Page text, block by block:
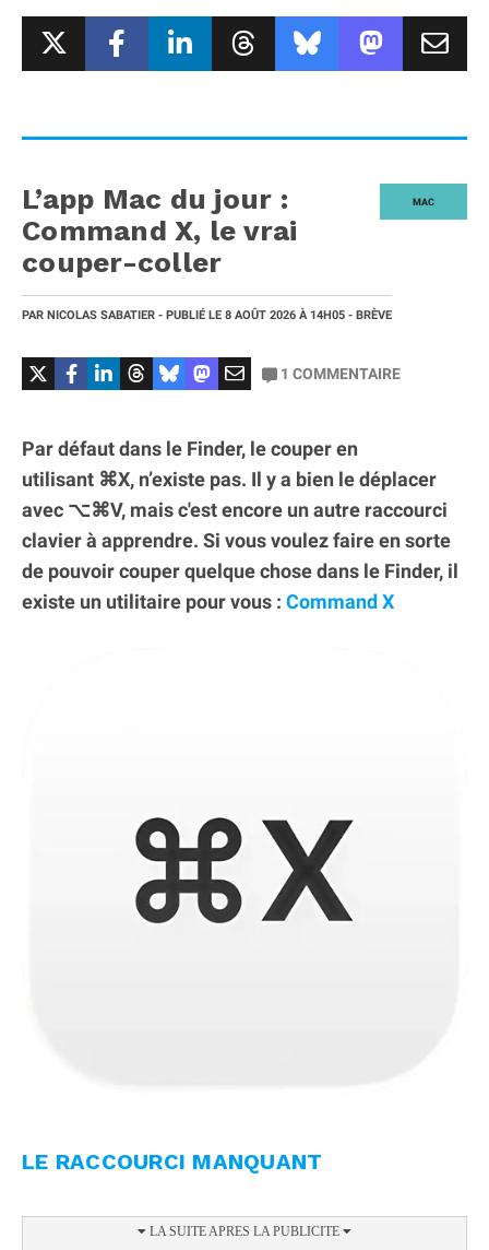
MAC
L’app Mac du jour :
Command X, le vrai
couper-coller
PAR NICOLAS SABATIER - PUBLIÉ LE 8 AOÛT 2026 À 14H05 - BRÈVE
1 COMMENTAIRE
Par défaut dans le Finder, le couper en
utilisant ⌘X, n’existe pas. Il y a bien le déplacer
avec ⌥⌘V, mais c'est encore un autre raccourci
clavier à apprendre. Si vous voulez faire en sorte
de pouvoir couper quelque chose dans le Finder, il
existe un utilitaire pour vous : Command X
LE RACCOURCI MANQUANT